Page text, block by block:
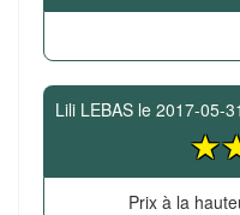
Lili LEBAS le 2017-05-31
Prix à la